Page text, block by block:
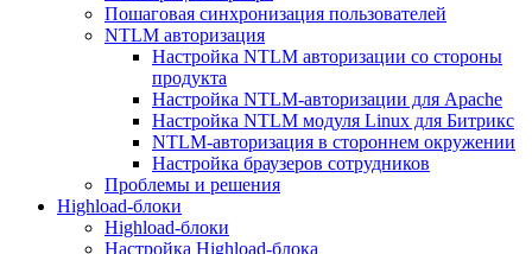
Пошаговая синхронизация пользователей
NTLM авторизация
Настройка NTLM авторизации со стороны
продукта
Настройка NTLM-авторизации для Apache
Настройка NTLM модуля Linux для Битрикс
NTLM-авторизация в стороннем окружении
Настройка браузеров сотрудников
Проблемы и решения
Highload-блоки
Highload-блоки
Настройка Highload-блока